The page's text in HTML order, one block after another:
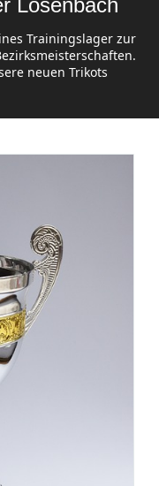
Lösenbach
Trainingslager zur
neuen Trikots